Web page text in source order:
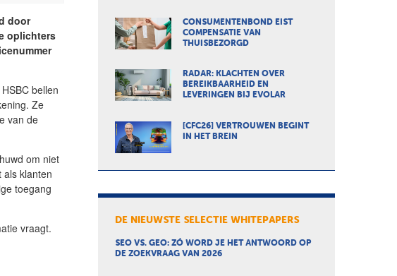
door
oplichters
bellen
Ze
van de
om niet
als klanten
toegang
vraagt.
CONSUMENTENBOND EIST
COMPENSATIE VAN
THUISBEZORGD
RADAR: KLACHTEN OVER
BEREIKBAARHEID EN
LEVERINGEN BIJ EVOLAR
[CFC26] VERTROUWEN BEGINT
IN HET BREIN
DE NIEUWSTE SELECTIE WHITEPAPERS
SEO VS. GEO: ZÓ WORD JE HET ANTWOORD OP
DE ZOEKVRAAG VAN 2026